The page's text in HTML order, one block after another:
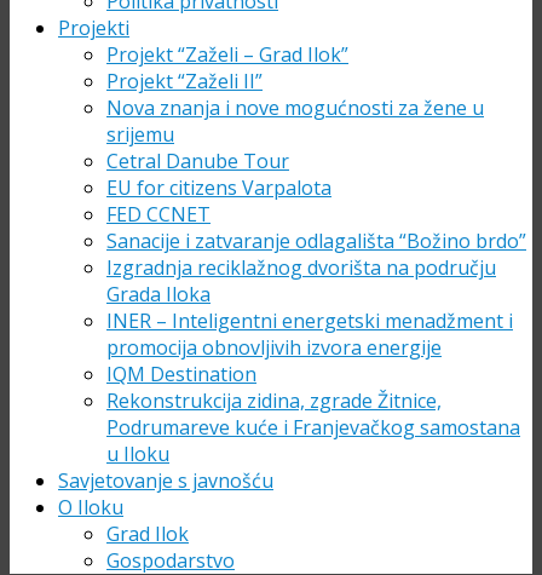
Projekti
Projekt “Zaželi – Grad Ilok”
Projekt “Zaželi II”
Nova znanja i nove mogućnosti za žene u
srijemu
Cetral Danube Tour
EU for citizens Varpalota
FED CCNET
Sanacije i zatvaranje odlagališta “Božino brdo”
Izgradnja reciklažnog dvorišta na području
Grada Iloka
INER – Inteligentni energetski menadžment i
promocija obnovljivih izvora energije
IQM Destination
Rekonstrukcija zidina, zgrade Žitnice,
Podrumareve kuće i Franjevačkog samostana
u Iloku
Savjetovanje s javnošću
O Iloku
Grad Ilok
Gospodarstvo